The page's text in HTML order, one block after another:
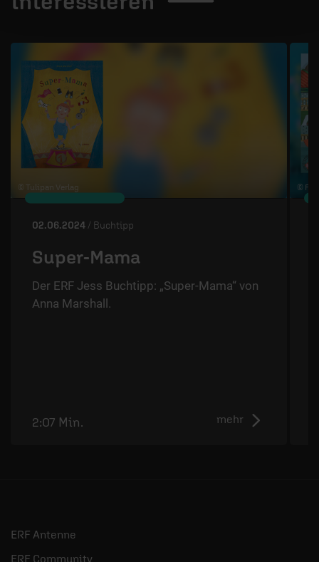
© Tulipan Verlag
02.06.2024 / Buchtipp
Super-Mama
Der ERF Jess Buchtipp: „Super-Mama“ von
Anna Marshall.
mehr
2:07 Min.
©
ERF Antenne
ERF Community